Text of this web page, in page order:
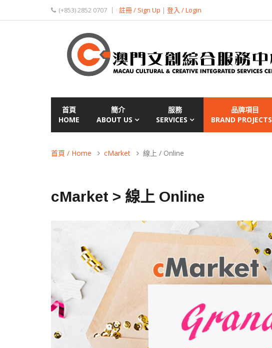
(+853) 2852 0707 註冊 / Sign Up | 登入 / Login
首頁
HOME
簡介
ABOUT US
服務
SERVICES
品牌項目
BRAND PROJECTS
首頁 / Home cMarket 線上 / Online
cMarket > 線上 Online